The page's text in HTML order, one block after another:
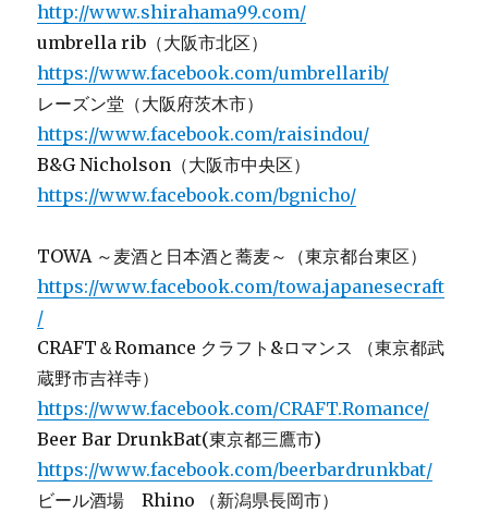
http://www.shirahama99.com/
umbrella rib（大阪市北区）
https://www.facebook.com/umbrellarib/
レーズン堂（大阪府茨木市）
https://www.facebook.com/raisindou/
B&G Nicholson（大阪市中央区）
https://www.facebook.com/bgnicho/
TOWA ～麦酒と日本酒と蕎麦～（東京都台東区）
https://www.facebook.com/towa.japanesecraft
/
CRAFT＆Romance クラフト&ロマンス （東京都武
蔵野市吉祥寺）
https://www.facebook.com/CRAFT.Romance/
Beer Bar DrunkBat(東京都三鷹市)
https://www.facebook.com/beerbardrunkbat/
ビール酒場 Rhino （新潟県長岡市）